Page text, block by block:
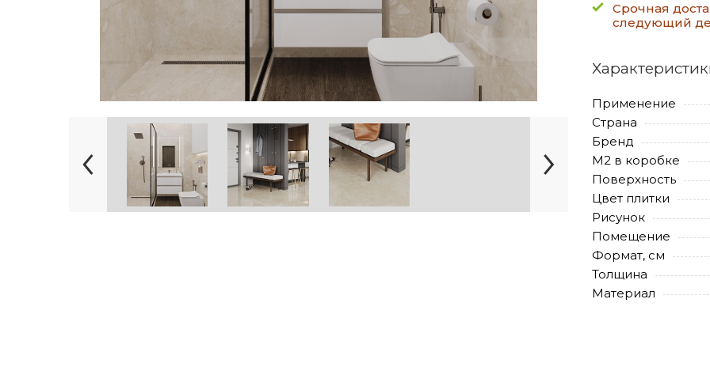
Срочная
следующий
Применение
Страна
Бренд
М2 в коробке
Поверхность
Цвет плитки
Рисунок
Помещение
Формат, см
Толщина
Материал